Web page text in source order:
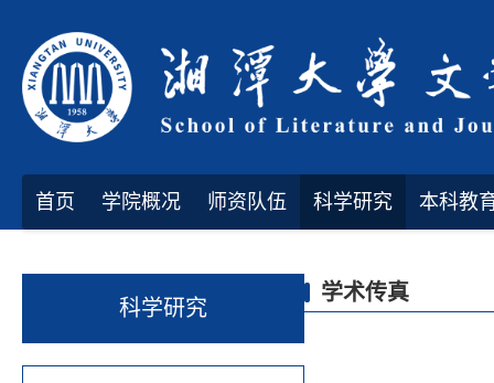
首页 学院概况 师资队伍 科学研究 本科教
科学研究
学术传真